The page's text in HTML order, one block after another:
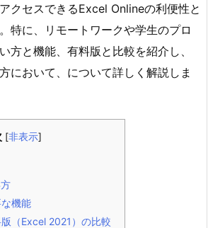
クセスできるExcel Onlineの利便性と
特に、リモートワークや学生のプロ
方と機能、有料版と比較を紹介し、
において、について詳しく解説しま
[非表示]
機能
（Excel 2021）の比較